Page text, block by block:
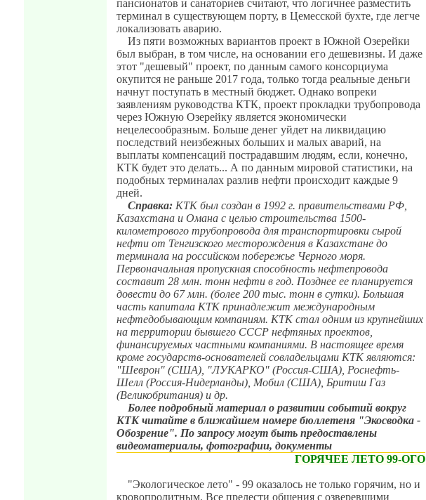
пансионатов и санаториев считают, что логичнее разместить
терминал в существующем порту, в Цемесской бухте, где легче
локализовать аварию.
Из пяти возможных вариантов проект в Южной Озерейки
был выбран, в том числе, на основании его дешевизны. И даже
этот "дешевый" проект, по данным самого консорциума
окупится не раньше 2017 года, только тогда реальные деньги
начнут поступать в местный бюджет. Однако вопреки
заявлениям руководства КТК, проект прокладки трубопровода
через Южную Озерейку является экономически
нецелесообразным. Больше денег уйдет на ликвидацию
последствий неизбежных больших и малых аварий, на
выплаты компенсаций пострадавшим людям, если, конечно,
КТК будет это делать... А по данным мировой статистики, на
подобных терминалах разлив нефти происходит каждые 9
дней.
Справка: КТК был создан в 1992 г. правительствами РФ,
Казахстана и Омана с целью строительства 1500-
километрового трубопровода для транспортировки сырой
нефти от Тенгизского месторождения в Казахстане до
терминала на российском побережье Черного моря.
Первоначальная пропускная способность нефтепровода
составит 28 млн. тонн нефти в год. Позднее ее планируется
довести до 67 млн. (более 200 тыс. тонн в сутки). Большая
часть капитала КТК принадлежит международным
нефтедобывающим компаниям. КТК стал одним из крупнейших
на территории бывшего СССР нефтяных проектов,
финансируемых частными компаниями. В настоящее время
кроме государств-основателей совладельцами КТК являются:
"Шеврон" (США), "ЛУКАРКО" (Россия-США), Роснефть-
Шелл (Россия-Нидерланды), Мобил (США), Бритиш Газ
(Великобритания) и др.
Более подробный материал о развитии событий вокруг
КТК читайте в ближайшем номере бюллетеня "Экосводка -
Обозрение". По запросу могут быть предоставлены
видеоматериалы, фотографии, документы
ГОРЯЧЕЕ ЛЕТО 99-ОГО
"Экологическое лето" - 99 оказалось не только горячим, но и
кровопролитным. Все прелести общения с озверевшими